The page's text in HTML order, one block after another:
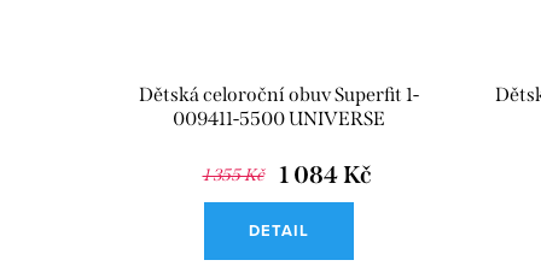
Dětská celoroční obuv Superfit 1-
009411-5500 UNIVERSE
1 355 Kč 1 084 Kč
DETAIL